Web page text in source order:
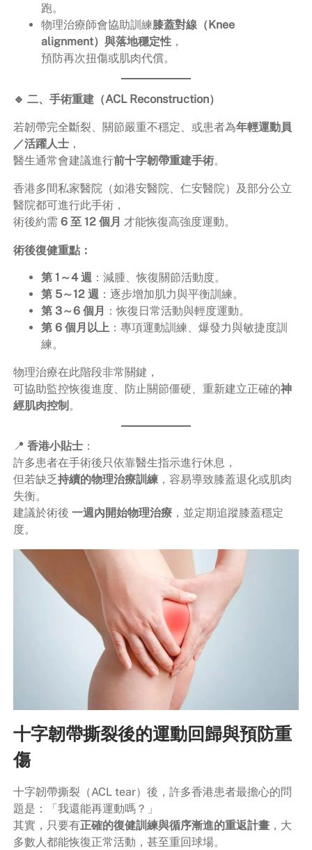
跑。
物理治療師會協助訓練膝蓋對線（Knee
alignment）與落地穩定性，
預防再次扭傷或肌肉代償。
🔹 二、手術重建（ACL Reconstruction）
若韌帶完全斷裂、關節嚴重不穩定、或患者為年輕運動員
／活躍人士，
醫生通常會建議進行前十字韌帶重建手術。
香港多間私家醫院（如港安醫院、仁安醫院）及部分公立
醫院都可進行此手術，
術後約需 6 至 12 個月 才能恢復高強度運動。
術後復健重點：
第 1～4 週：減腫、恢復關節活動度。
第 5～12 週：逐步增加肌力與平衡訓練。
第 3～6 個月 ：恢復日常活動與輕度運動。
第 6 個月以上：專項運動訓練、爆發力與敏捷度訓
練。
物理治療在此階段非常關鍵，
可協助監控恢復進度、防止關節僵硬、重新建立正確的神
經肌肉控制 。
📍 香港小貼士：
許多患者在手術後只依靠醫生指示進行休息，
但若缺乏持續的物理治療訓練，容易導致膝蓋退化或肌肉
失衡。
建議於術後 一週內開始物理治療，並定期追蹤膝蓋穩定
度。
十字韌帶撕裂後的運動回歸與預防重
傷
十字韌帶撕裂（ACL tear）後，許多香港患者最擔心的問
題是：「我還能再運動嗎？」
其實，只要有正確的復健訓練與循序漸進的重返計畫，大
多數人都能恢復正常活動，甚至重回球場。